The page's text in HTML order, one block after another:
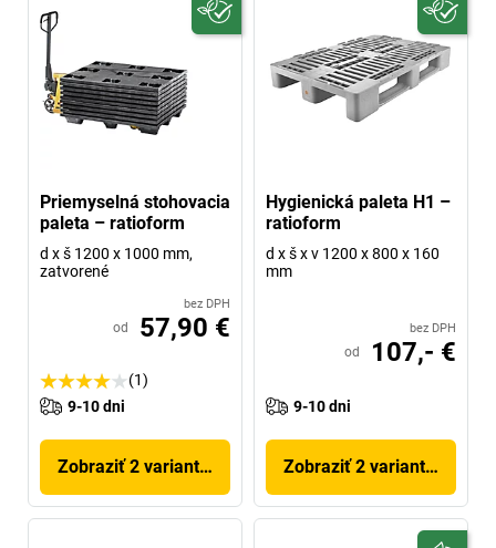
Priemyselná stohovacia
paleta – ratioform
d x š 1200 x 1000 mm,
zatvorené
bez DPH
od 57,90 €
(1)
9-10 dni
Zobraziť 2 variantov
Hygienická paleta H1 –
ratioform
d x š x v 1200 x 800 x 160
mm
bez DPH
od 107,- €
9-10 dni
Zobraziť 2 variantov